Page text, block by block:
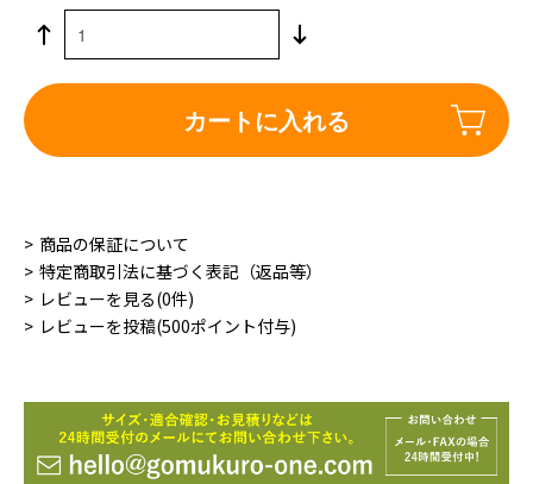
カートに入れる
商品の保証について
特定商取引法に基づく表記（返品等）
レビューを見る(0件)
レビューを投稿(500ポイント付与)